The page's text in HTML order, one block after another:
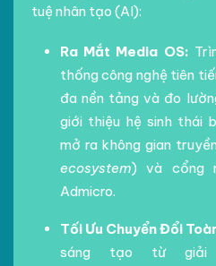
tuệ nhân tạo (AI):
Ra Mắt Media OS:
thống công nghệ tiên
đa nền tảng và đo
giới thiệu hệ sinh thái
mở ra không gian
ecosystem) và cổng
Admicro.
Tối Ưu Chuyển Đổi
sáng tạo từ